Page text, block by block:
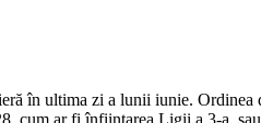
în ultima zi a lunii iunie. Ordinea
cum ar fi înființarea Ligii a 3-a,